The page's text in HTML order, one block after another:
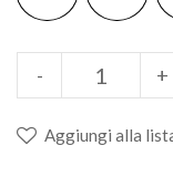
+
-
Aggiungi alla